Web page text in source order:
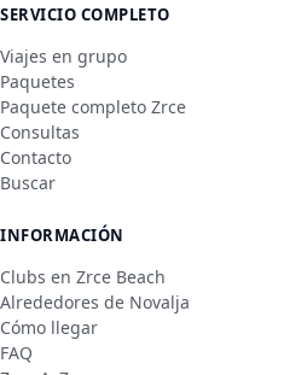
SERVICIO COMPLETO
Viajes en grupo
Paquetes
Paquete completo Zrce
Consultas
Contacto
Buscar
INFORMACIÓN
Clubs en Zrce Beach
Alrededores de Novalja
Cómo llegar
FAQ